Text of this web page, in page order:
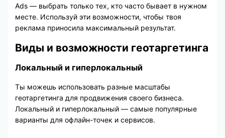
Ads — выбрать только тех, кто часто бывает в нужном
месте. Используй эти возможности, чтобы твоя
реклама приносила максимальный результат.
Виды и возможности геотаргетинга
Локальный и гиперлокальный
Ты можешь использовать разные масштабы
геотаргетинга для продвижения своего бизнеса.
Локальный и гиперлокальный — самые популярные
варианты для офлайн-точек и сервисов.